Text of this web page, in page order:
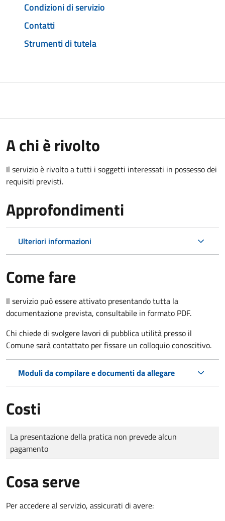
Condizioni di servizio
Contatti
Strumenti di tutela
A chi è rivolto
Il servizio è rivolto a tutti i soggetti interessati in possesso dei
requisiti previsti.
Approfondimenti
Ulteriori informazioni
Come fare
Il servizio può essere attivato presentando tutta la
documentazione prevista, consultabile in formato PDF.
Chi chiede di svolgere lavori di pubblica utilità presso il
Comune sarà contattato per fissare un colloquio conoscitivo.
Moduli da compilare e documenti da allegare
Costi
Tipo di pagamento
Importo
La presentazione della pratica non prevede alcun
pagamento
Cosa serve
Per accedere al servizio, assicurati di avere: